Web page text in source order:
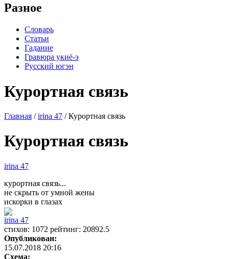
Разное
Словарь
Статьи
Гадание
Гравюра укиё-э
Русский югэн
Курортная связь
Главная /irina 47 / Курортная связь
Курортная связь
irina 47
курортная связь...
не скрыть от умной жены
искорки в глазах
irina 47
cтихов: 1072 рейтинг: 20892.5
Опубликован:
15.07.2018 20:16
Схема: